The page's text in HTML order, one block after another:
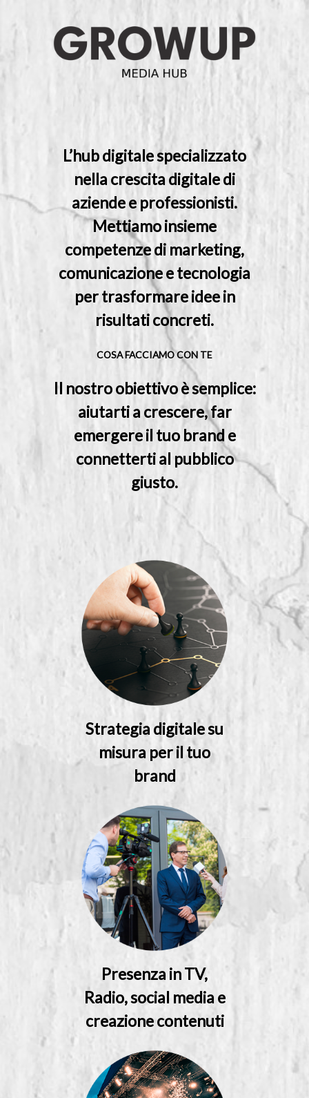
L’hub digitale specializzato
nella crescita digitale di
aziende e professionisti.
Mettiamo insieme
competenze di marketing,
comunicazione e tecnologia
per trasformare idee in
risultati concreti.
COSA FACCIAMO CON TE
Il nostro obiettivo è semplice:
aiutarti a crescere, far
emergere il tuo brand e
connetterti al pubblico
giusto.
Strategia digitale su
misura per il tuo
brand
Presenza in TV,
Radio, social media e
creazione contenuti